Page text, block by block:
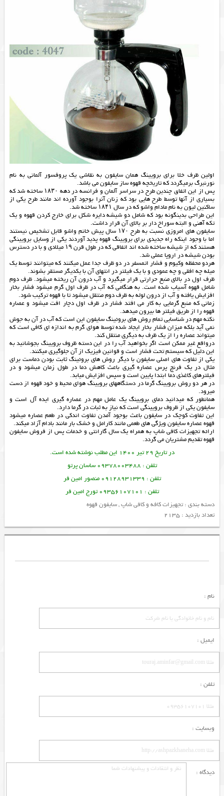
اولین ظرف خلا برای برویینگ همان سایفون به نقاشی یک پروفسور آلمانی به نام
نورنبرگ برمیگردد که تاریخچه قهوه ساز سایفون می باشد.
پس از این اتفاق چندین طرح در سراسر آلمان و فرانسه در دهه ۱۸۳۰ ساخته شد که
بسیاری از آنها توسط طرح هایی بود که زنان آنرا بوجود آورده اند مانند طرح یکی از
ساکنین لیون به نام مادام واشو که در سال ۱۸۴۱ ساخته شد.
این طراحی بدینگونه بود که شامل دو شیشه دایره شکل برای خارج کردن قهوه و یک
تکه آهنی و البته سوراخ دار بر بالای آن قرار داشت.
سایفون های امروزی نسبت به طرح ۱۷۰ سال پیش خانم واشو قابل تشخیص نیستند
اما با وجود اینکه راه جدیدی برای برویینگ قهوه پدید آوردند یکی از وسایل برویینگی
هستند که از شیشه ساخته شده اند اتفاقی که در طول قرن ۱۹ میلادی و با در دسترس
بودن شیشه در اروپا عملی شد.
هردو محفظه وکیوم و فشار اتمسفر در دو ظرف جدا عمل میکنند که میتوانند توسط یک
میله چه افقی و چه عمودی و با یک فیلتر در انتهای آن با یکدیگر مستقر بشوند.
ظرف اول در بالای منبع حرارتی قرار میگیرد و آب درون آن ریخته میشود. ظرف دوم
شامل قهوه آسیاب شده است. به هنگامی که آب در ظرف اول گرم میشود فشار بخار
افزایش یافته و آب از درون لوله به ظرف دوم منتقل میشود تا با قهوه ترکیب شود.
زمانی که منبع گرمایی به کار می افتد فشار در ظرف اول دچار افت میشود و عصاره
قهوه را از طریق فیلتر ها بیرون میدهد.
نکته مهم در شناسایی تمام روش های بروئینگ سایفون این است که آب در آن به جوش
نمی آید بلکه میزان فشار بخار ایجاد شده توسط هوای گرم به اندازه ای کافی است که
میتواند عصاره را از یک ظرف به دیگری منتقل کند.
درواقع غیر ممکن است اگر بخواهید آب را در این دسته ظروف برویینگ بجوشانید به
این دلیل که سیستم تحت فشار است و قوانین فیزیک از آن جلوگیری میکنند.
یکی از تفاوت های اصلی سایفون با دیگر روش های بروئینگ ثابت بودن دماست برای
مثال در یک فرنچ پرس عصاره گیری باعث کاهش دما در طول زمان میشود و در
فیلتر‌های کاغذی دما ابتدا پایین است و سپس افزایش میابد.
در هر دو روش برویینگ گرما در دستگاههای برویینگ هوای محیط و خود قهوه از دست
میرود.
همانطور که میدانید دمای برویینگ یک عامل مهم در عصاره گیری ایده آل است و
سایفون یکی از ظروف برویینگی است که نیاز به ثبات در گرما دارد.
این تفاوت کوچک در سایفون باعث بوجود آمدن تفاوت اندکی در طعم عصاره میشود
قهوه عصاره سایفون ویژگی های طعمی مانند کارامل و خشک بار مانند بادام آزاد میکند.
ارائهتجهیزات کافی شاپبه همراه یک سال گارانتی و خدمات پس از فروشسایفون
قهوهتقدیم مشتریان می گردد.
در تاریخ 29 تیر 1400 این مطلب نوشته شده است.
تلفن : 09378003488 ساسان پرتو
تلفن : 09128931339 منصور امین فر
تلفن : 09356107101 تورج امین فر
دسته بندی :تجهیزات کافه و کافی شاپ,سایفون قهوه
تعداد بازدید : 2135
نام :
ایمیل :
تلفن :
وبسایت :
دیدگاه :